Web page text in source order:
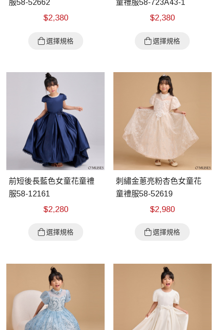
服58-52662
$2,380
選擇規格
童禮服58-723A43-1
$2,380
選擇規格
前短後長藍色女童花童禮
服58-12161
$2,280
選擇規格
刺繡金蔥亮粉杏色女童花
童禮服58-52619
$2,980
選擇規格